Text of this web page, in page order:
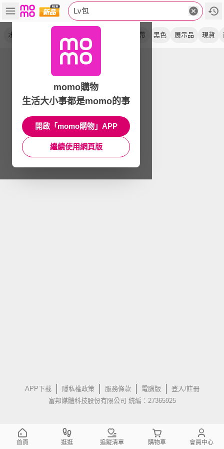
Lv包
水桶包 鏈帶 黑色 展示品 現貨
APP下載 隱私權政策 服務條款 電腦版
登入/註冊
富邦媒體科技股份有限公司 統編：27365925
momo購物
生活大小事都是momo的事
開啟「momo購物」APP
繼續使用網頁版
首頁 逛逛 追蹤清單 購物車 會員中心